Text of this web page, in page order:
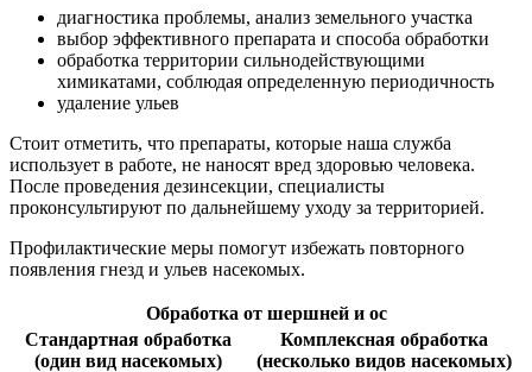
диагностика проблемы, анализ земельного участка
выбор эффективного препарата и способа обработки
обработка территории сильнодействующими
химикатами, соблюдая определенную периодичность
удаление ульев
Стоит отметить, что препараты, которые наша служба
использует в работе, не наносят вред здоровью человека.
После проведения дезинсекции, специалисты
проконсультируют по дальнейшему уходу за территорией.
Профилактические меры помогут избежать повторного
появления гнезд и ульев насекомых.
Обработка от шершней и ос
Стандартная обработка
(один вид насекомых)
Комплексная обработка
(несколько видов насекомых)